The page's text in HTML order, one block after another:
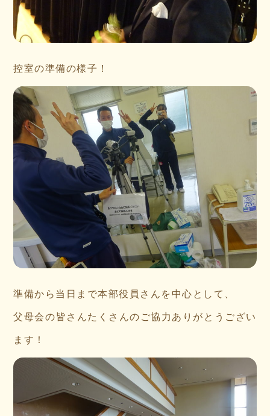
控室の準備の様子！
準備から当日まで本部役員さんを中心として、
父母会の皆さんたくさんのご協力ありがとうござい
ます！